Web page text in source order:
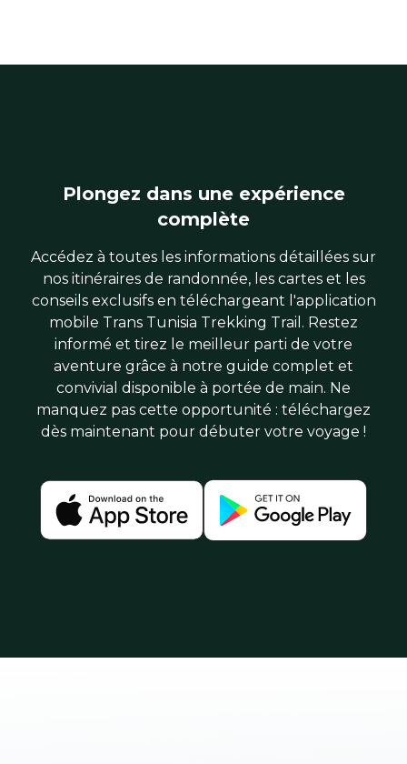
Plongez dans une expérience
complète
Accédez à toutes les informations détaillées sur
nos itinéraires de randonnée, les cartes et les
conseils exclusifs en téléchargeant l'application
mobile Trans Tunisia Trekking Trail. Restez
informé et tirez le meilleur parti de votre
aventure grâce à notre guide complet et
convivial disponible à portée de main. Ne
manquez pas cette opportunité : téléchargez
dès maintenant pour débuter votre voyage !